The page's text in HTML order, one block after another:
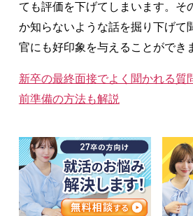
ても評価を下げてしまいます。そ
か知らないような話を掘り下げて
官にも好印象を与えることができ
新卒の最終面接でよく聞かれる質
前準備の方法も解説